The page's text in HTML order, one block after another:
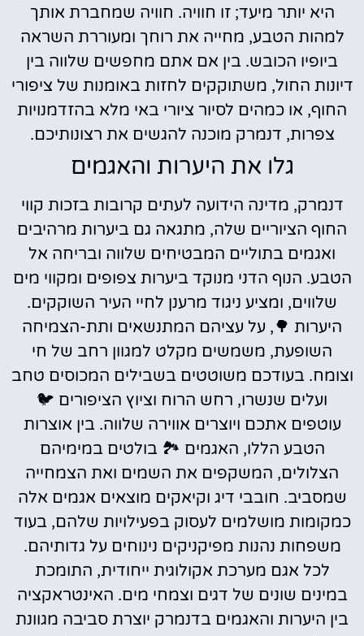
היא יותר מיעד; זו חוויה. חוויה שמחברת אותך
למהות הטבע, מחייה את רוחך ומעוררת השראה
ביופיו הכובש. בין אם אתם מחפשים שלווה בין
דיונות החול, משתוקקים לחזות באומנות של ציפורי
החוף, או כמהים לסיור ציורי באי מלא בהזדמנויות
צפרות, דנמרק מוכנה להגשים את רצונותיכם.
גלו את היערות והאגמים
דנמרק, מדינה הידועה לעתים קרובות בזכות קווי
החוף הציוריים שלה, מתגאה גם ביערות מרהיבים
ואגמים בתוליים המבטיחים שלווה ובריחה אל
הטבע. הנוף הדני מנוקד ביערות צפופים ומקווי מים
שלווים, ומציע ניגוד מרענן לחיי העיר השוקקים.
היערות 🌳, על עציהם המתנשאים ותת-הצמיחה
השופעת, משמשים מקלט למגוון רחב של חי
וצומח. בעודכם משוטטים בשבילים המכוסים טחב
ועלים שנשרו, רחש הרוח וציוץ הציפורים 🐦
עוטפים אתכם ויוצרים אווירה שלווה. בין אוצרות
הטבע הללו, האגמים 🏞️ בולטים במימיהם
הצלולים, המשקפים את השמים ואת הצמחייה
שמסביב. חובבי דיג וקיאקים מוצאים אגמים אלה
כמקומות מושלמים לעסוק בפעילויות שלהם, בעוד
משפחות נהנות מפיקניקים נינוחים על גדותיהם.
לכל אגם מערכת אקולוגית ייחודית, התומכת
במינים שונים של דגים וצמחי מים. האינטראקציה
בין היערות והאגמים בדנמרק יוצרת סביבה מגוונת